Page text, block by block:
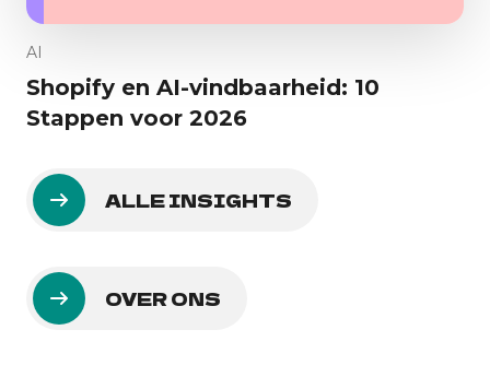
AI
Shopify en AI-vindbaarheid: 10
Stappen voor 2026
ALLE INSIGHTS
OVER ONS